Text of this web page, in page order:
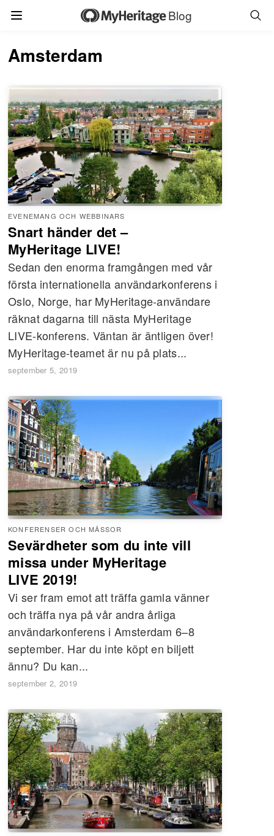
Blog
Amsterdam
EVENEMANG OCH WEBBINARS
Snart händer det –
MyHeritage LIVE!
Sedan den enorma framgången med vår
första internationella användarkonferens i
Oslo, Norge, har MyHeritage-användare
räknat dagarna till nästa MyHeritage
LIVE-konferens. Väntan är äntligen över!
MyHeritage-teamet är nu på plats...
september 5, 2019
KONFERENSER OCH MÄSSOR
Sevärdheter som du inte vill
missa under MyHeritage
LIVE 2019!
Vi ser fram emot att träffa gamla vänner
och träffa nya på vår andra årliga
användarkonferens i Amsterdam 6–8
september. Har du inte köpt en biljett
ännu? Du kan...
september 2, 2019